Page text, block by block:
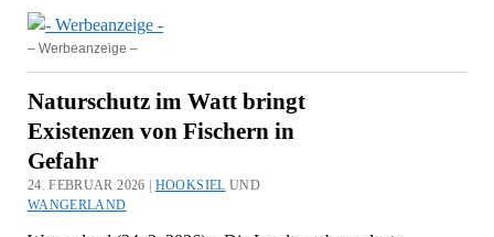
– Werbeanzeige –
Naturschutz im Watt bringt
Existenzen von Fischern in
Gefahr
24. FEBRUAR 2026 | HOOKSIEL UND
WANGERLAND